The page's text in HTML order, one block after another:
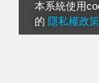
本系統使用
的 隱私權政策